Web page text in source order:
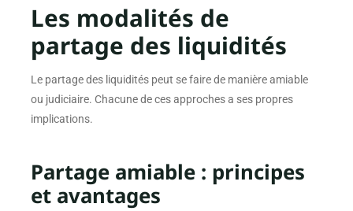
Les modalités de
partage des liquidités
Le partage des liquidités peut se faire de manière amiable
ou judiciaire. Chacune de ces approches a ses propres
implications.
Partage amiable : principes
et avantages